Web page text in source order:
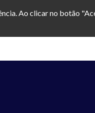
Ao clicar no botão